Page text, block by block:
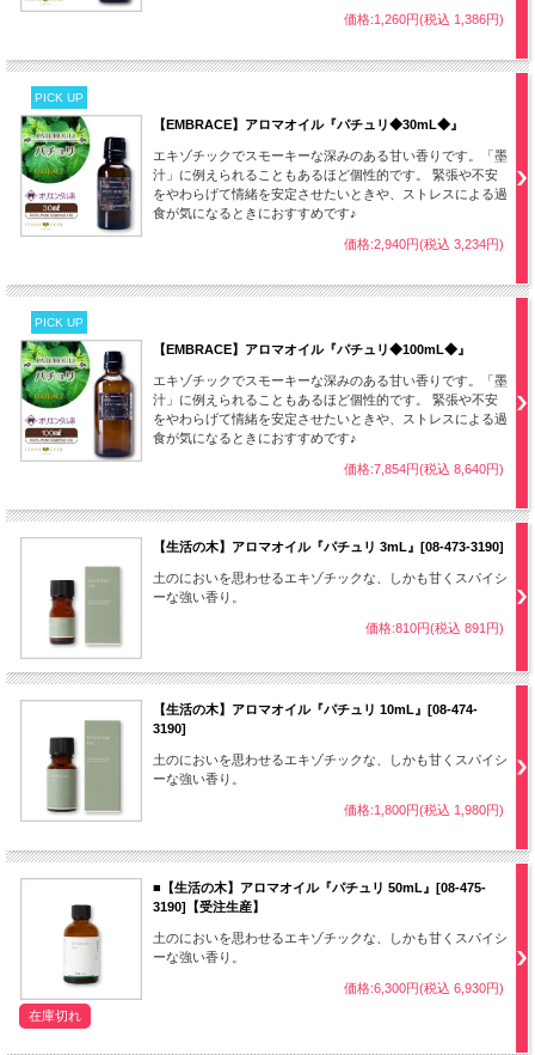
価格:1,260円(税込 1,386円)
PICK UP
【EMBRACE】アロマオイル『パチュリ◆30mL◆』
エキゾチックでスモーキーな深みのある甘い香りです。「墨
汁」に例えられることもあるほど個性的です。 緊張や不安
をやわらげて情緒を安定させたいときや、ストレスによる過
食が気になるときにおすすめです♪
価格:2,940円(税込 3,234円)
PICK UP
【EMBRACE】アロマオイル『パチュリ◆100mL◆』
エキゾチックでスモーキーな深みのある甘い香りです。「墨
汁」に例えられることもあるほど個性的です。 緊張や不安
をやわらげて情緒を安定させたいときや、ストレスによる過
食が気になるときにおすすめです♪
価格:7,854円(税込 8,640円)
【生活の木】アロマオイル『パチュリ 3mL』[08-473-3190]
土のにおいを思わせるエキゾチックな、しかも甘くスパイシ
ーな強い香り。
価格:810円(税込 891円)
【生活の木】アロマオイル『パチュリ 10mL』[08-474-
3190]
土のにおいを思わせるエキゾチックな、しかも甘くスパイシ
ーな強い香り。
価格:1,800円(税込 1,980円)
■【生活の木】アロマオイル『パチュリ 50mL』[08-475-
3190]【受注生産】
土のにおいを思わせるエキゾチックな、しかも甘くスパイシ
ーな強い香り。
価格:6,300円(税込 6,930円)
在庫切れ